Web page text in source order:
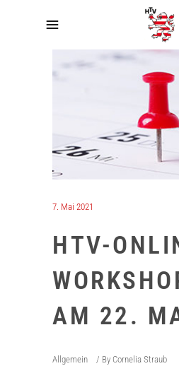
7. Mai 2021
HTV-
AM 22.
Allgemein By Cornelia Straub